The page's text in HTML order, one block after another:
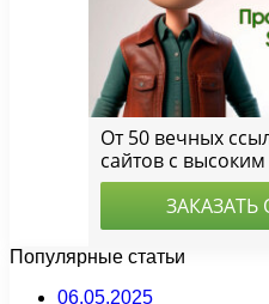
Популярные статьи
06.05.2025